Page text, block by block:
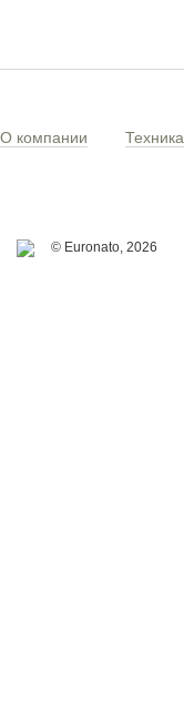
О компании Техника
© Euronato, 2026